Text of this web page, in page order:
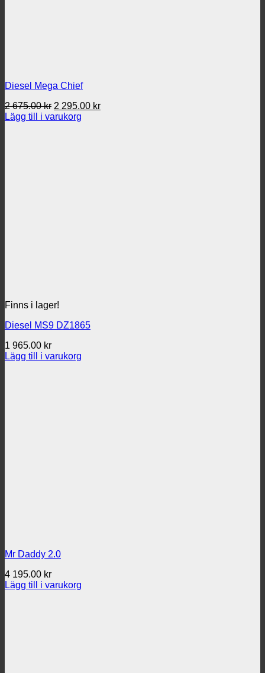
Diesel Mega Chief
2 675.00kr Det
ursprungliga
2 295.00 krDet
Lägg till i varukorg
Finns i lager!
Diesel MS9 DZ1865
1 965.00 kr
Lägg till i varukorg
Mr Daddy 2.0
4 195.00 kr
Lägg till i varukorg